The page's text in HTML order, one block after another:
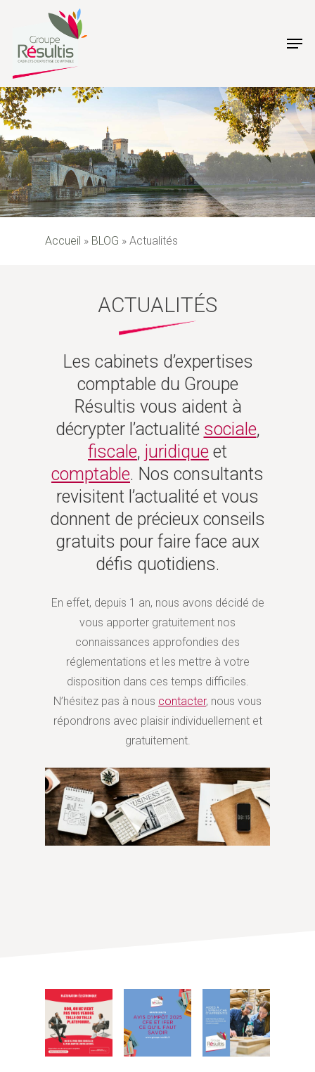
main
Accueil » BLOG » Actualités
ACTUALITÉS
Les cabinets d’expertises
comptable du Groupe
Résultis vous aident à
décrypter l’actualité sociale,
fiscale, juridique et
comptable. Nos consultants
revisitent l’actualité et vous
donnent de précieux conseils
gratuits pour faire face aux
défis quotidiens.
En effet, depuis 1 an, nous avons décidé de
vous apporter gratuitement nos
connaissances approfondies des
réglementations et les mettre à votre
disposition dans ces temps difficiles.
N’hésitez pas à nous contacter, nous vous
répondrons avec plaisir individuellement et
gratuitement.